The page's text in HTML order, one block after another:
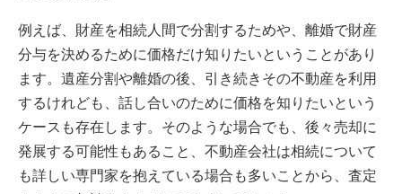
例えば、財産を相続人間で分割するためや、離婚で財産
分与を決めるために価格だけ知りたいということがあり
ます。遺産分割や離婚の後、引き続きその不動産を利用
するけれども、話し合いのために価格を知りたいという
ケースも存在します。そのような場合でも、後々売却に
発展する可能性もあること、不動産会社は相続について
も詳しい専門家を抱えている場合も多いことから、査定